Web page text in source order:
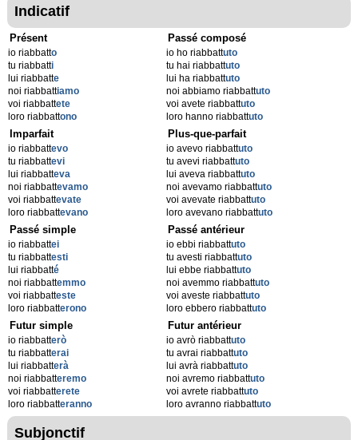
Indicatif
Présent
io riabbatto
tu riabbatti
lui riabbatte
noi riabbattiamo
voi riabbattete
loro riabbattono
Passé composé
io ho riabbattuto
tu hai riabbattuto
lui ha riabbattuto
noi abbiamo riabbattuto
voi avete riabbattuto
loro hanno riabbattuto
Imparfait
io riabbattevo
tu riabbattevi
lui riabbatteva
noi riabbattevamo
voi riabbattevate
loro riabbattevano
Plus-que-parfait
io avevo riabbattuto
tu avevi riabbattuto
lui aveva riabbattuto
noi avevamo riabbattuto
voi avevate riabbattuto
loro avevano riabbattuto
Passé simple
io riabbattei
tu riabbattesti
lui riabbatté
noi riabbattemmo
voi riabbatteste
loro riabbatterono
Passé antérieur
io ebbi riabbattuto
tu avesti riabbattuto
lui ebbe riabbattuto
noi avemmo riabbattuto
voi aveste riabbattuto
loro ebbero riabbattuto
Futur simple
io riabbatterò
tu riabbatterai
lui riabbatterà
noi riabbatteremo
voi riabbatterete
loro riabbatteranno
Futur antérieur
io avrò riabbattuto
tu avrai riabbattuto
lui avrà riabbattuto
noi avremo riabbattuto
voi avrete riabbattuto
loro avranno riabbattuto
Subjonctif